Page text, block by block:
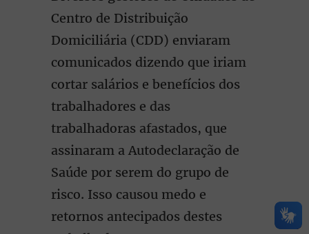
Centro de Distribuição
Domiciliária (CDD) enviaram
comunicados dizendo que iriam
cortar salários e benefícios dos
trabalhadores e das
trabalhadoras afastados, que
assinaram a Autodeclaração de
Saúde por serem do grupo de
risco. Isso causou medo e
retornos antecipados destes